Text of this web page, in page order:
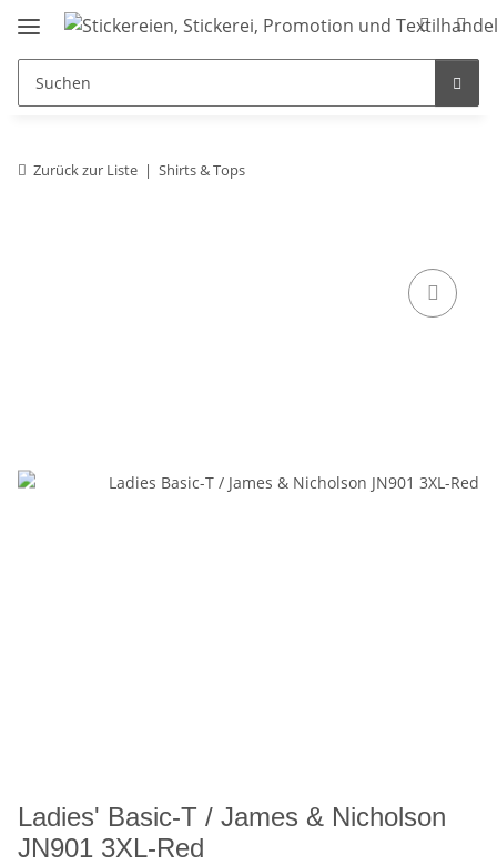
Zurück zur Liste Shirts & Tops
Ladies' Basic-T / James & Nicholson
JN901 3XL-Red